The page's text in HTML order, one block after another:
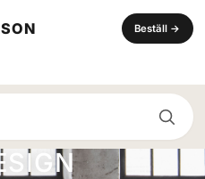
Beställ →